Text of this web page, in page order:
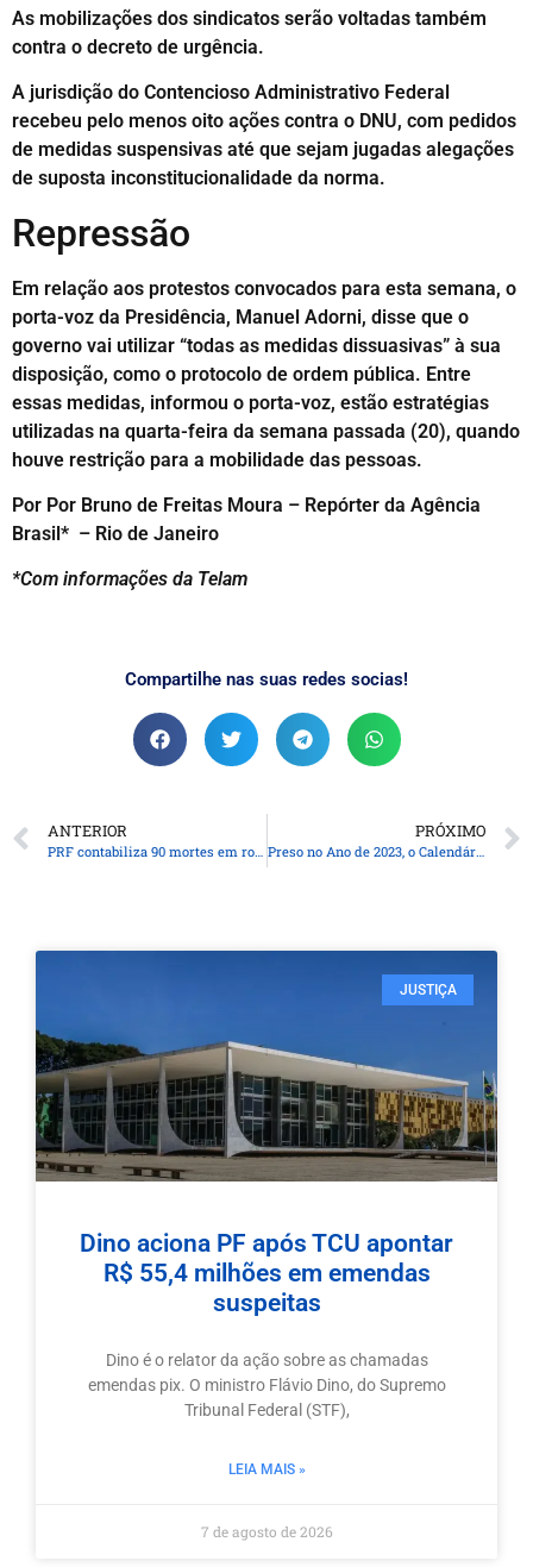
As mobilizações dos sindicatos serão voltadas também
contra o decreto de urgência.
A jurisdição do Contencioso Administrativo Federal
recebeu pelo menos oito ações contra o DNU, com pedidos
de medidas suspensivas até que sejam jugadas alegações
de suposta inconstitucionalidade da norma.
Repressão
Em relação aos protestos convocados para esta semana, o
porta-voz da Presidência, Manuel Adorni, disse que o
governo vai utilizar “todas as medidas dissuasivas” à sua
disposição, como o protocolo de ordem pública. Entre
essas medidas, informou o porta-voz, estão estratégias
utilizadas na quarta-feira da semana passada (20), quando
houve restrição para a mobilidade das pessoas.
Por Por Bruno de Freitas Moura – Repórter da Agência
Brasil* – Rio de Janeiro
*Com informações da Telam
Compartilhe nas suas redes socias!
ANTERIOR
PRF contabiliza 90 mortes em rodovias federais no feriado de Natal
PRÓXIMO
Preso no Ano de 2023, o Calendário Não Quer Mudar
JUSTIÇA
Dino aciona PF após TCU apontar
R$ 55,4 milhões em emendas
suspeitas
Dino é o relator da ação sobre as chamadas
emendas pix. O ministro Flávio Dino, do Supremo
Tribunal Federal (STF),
LEIA MAIS »
7 de agosto de 2026